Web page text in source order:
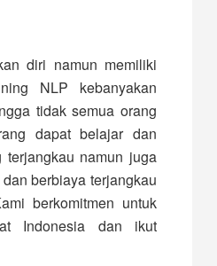
diri namun memiliki
NLP kebanyakan
tidak semua orang
dapat belajar dan
namun juga
berbiaya terjangkau
berkomitmen untuk
Indonesia dan ikut